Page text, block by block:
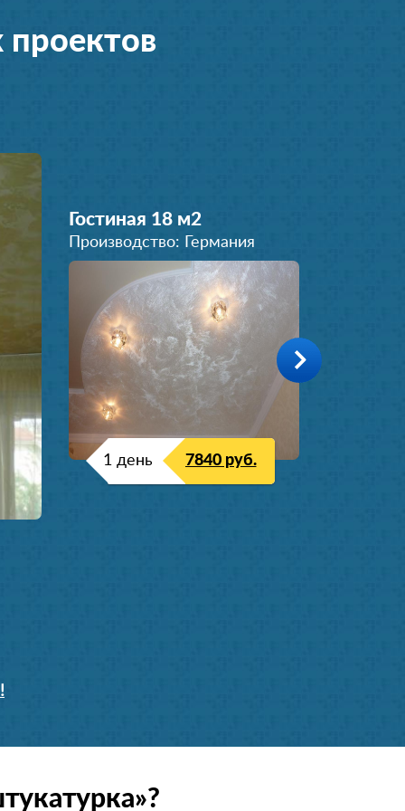
проектов
Гостиная 18 м2
Производство: Германия
1 день 7840 руб.